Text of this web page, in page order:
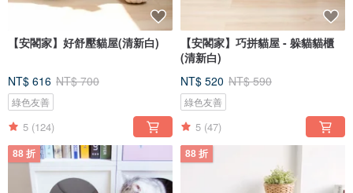
【安閣家】好舒壓貓屋(清新白)
NT$ 616 NT$ 700
綠色友善
5 (124)
【安閣家】巧拼貓屋 - 躲貓貓櫃
(清新白)
NT$ 520 NT$ 590
綠色友善
5 (47)
88 折 88 折